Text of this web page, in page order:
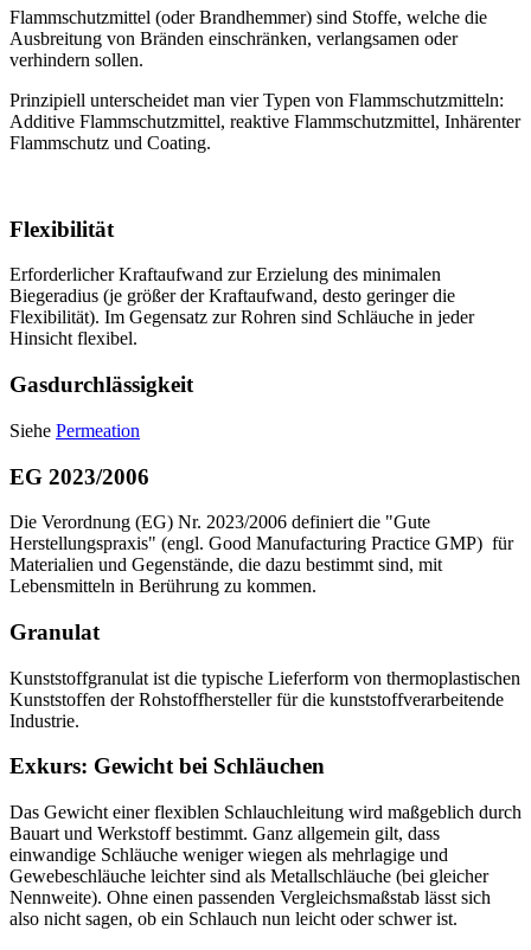
Flammschutzmittel (oder Brandhemmer) sind Stoffe, welche die
Ausbreitung von Bränden einschränken, verlangsamen oder
verhindern sollen.
Prinzipiell unterscheidet man vier Typen von Flammschutzmitteln:
Additive Flammschutzmittel, reaktive Flammschutzmittel, Inhärenter
Flammschutz und Coating.
Flexibilität
Erforderlicher Kraftaufwand zur Erzielung des minimalen
Biegeradius (je größer der Kraftaufwand, desto geringer die
Flexibilität). Im Gegensatz zur Rohren sind Schläuche in jeder
Hinsicht flexibel.
Gasdurchlässigkeit
Siehe Permeation
EG 2023/2006
Die Verordnung (EG) Nr. 2023/2006 definiert die "Gute
Herstellungspraxis" (engl. Good Manufacturing Practice GMP) für
Materialien und Gegenstände, die dazu bestimmt sind, mit
Lebensmitteln in Berührung zu kommen.
Granulat
Kunststoffgranulat ist die typische Lieferform von thermoplastischen
Kunststoffen der Rohstoffhersteller für die kunststoffverarbeitende
Industrie.
Exkurs: Gewicht bei Schläuchen
Das Gewicht einer flexiblen Schlauchleitung wird maßgeblich durch
Bauart und Werkstoff bestimmt. Ganz allgemein gilt, dass
einwandige Schläuche weniger wiegen als mehrlagige und
Gewebeschläuche leichter sind als Metallschläuche (bei gleicher
Nennweite). Ohne einen passenden Vergleichsmaßstab lässt sich
also nicht sagen, ob ein Schlauch nun leicht oder schwer ist.